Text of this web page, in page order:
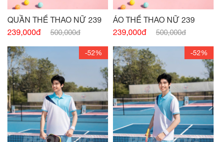
QUẦN THỂ THAO NỮ 239
239,000đ
500,000đ
ÁO THỂ THAO NỮ 239
239,000đ
500,000đ
-52% -52%